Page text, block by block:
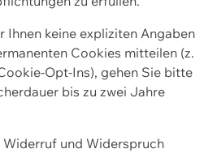
Ihnen keine expliziten Angaben
Cookies mitteilen (z.
Opt-Ins), gehen Sie bitte
bis zu zwei Jahre
und Widerspruch